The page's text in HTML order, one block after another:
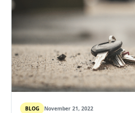
BLOG November 21, 2022